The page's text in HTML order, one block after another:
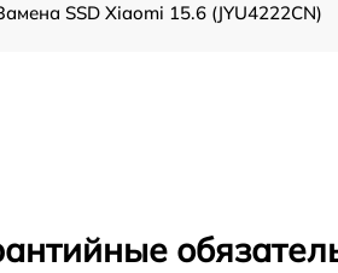
SSD Xiaomi 15.6 (JYU4222CN)